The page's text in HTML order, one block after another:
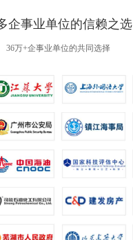
企事业单位的信赖之选
36万+企事业单位的共同选择